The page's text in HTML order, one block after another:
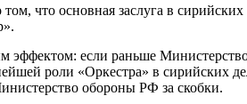
что основная заслуга в сирийских
эффектом: если раньше
роли «Оркестра» в сирийских
обороны РФ за скобки.